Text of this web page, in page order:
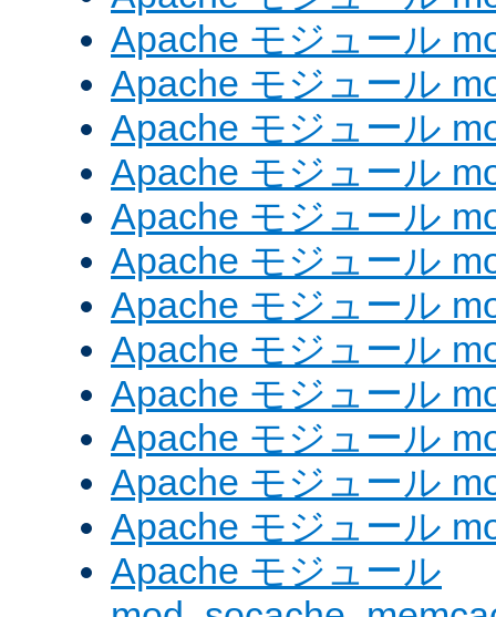
Apache モジュール
Apache モジュール
Apache モジュール
Apache モジュール
Apache モジュール
Apache モジュール
Apache モジュール
Apache モジュール
Apache モジュール
Apache モジュール
Apache モジュール
Apache モジュール
Apache モジュール